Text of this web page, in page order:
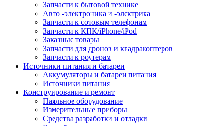
Запчасти к бытовой технике
Авто -электроника и -электрика
Запчасти к сотовым телефонам
Запчасти к КПК/iPhone/iPod
Заказные товары
Запчасти для дронов и квадракоптеров
Запчасти к роутерам
Источники питания и батареи
Аккумуляторы и батареи питания
Источники питания
Конструирование и ремонт
Паяльное оборудование
Измерительные приборы
Средства разработки и отладки